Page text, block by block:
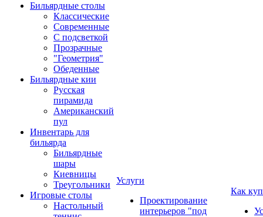
Бильярдные столы
Классические
Современные
С подсветкой
Прозрачные
"Геометрия"
Обеденные
Бильярдные кии
Русская
пирамида
Американский
пул
Инвентарь для
бильярда
Бильярдные
шары
Киевницы
Треугольники
Игровые столы
Настольный
Услуги
Проектирование
интерьеров "под
Как